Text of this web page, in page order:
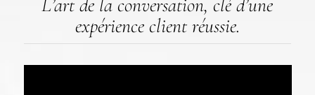
L’art de la conversation, clé d’une
expérience client réussie.